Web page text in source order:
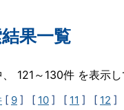
果一覧
121～130件 を表示し
[ 9 ] [ 10 ] [ 11 ] [ 12 ]